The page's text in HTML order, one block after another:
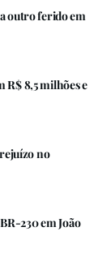
outro ferido em
R$ 8,5 milhões e
no
230 em João